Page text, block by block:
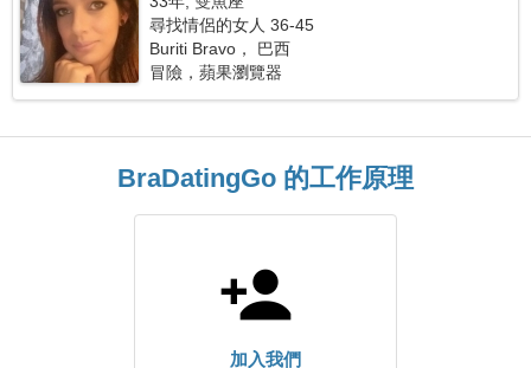
尋找情侶的女人 36-45
Buriti Bravo， 巴西
冒險，蘋果瀏覽器
BraDatingGo 的工作原理
加入我們